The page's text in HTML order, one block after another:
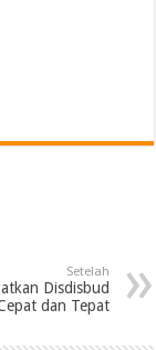
Setelah
Disdisbud
dan Tepat